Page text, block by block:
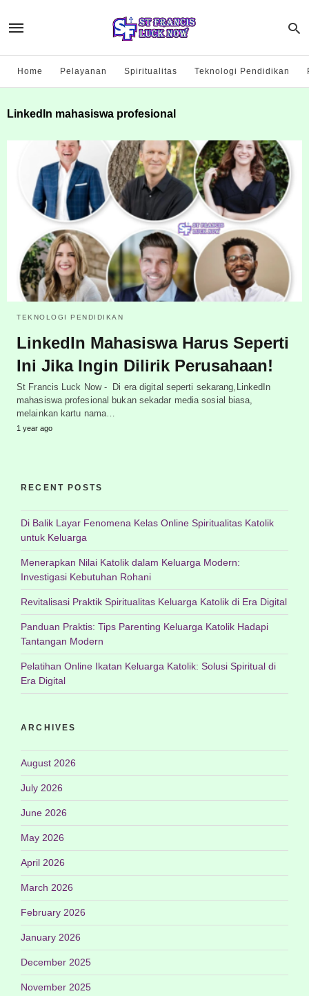
Home Pelayanan Spiritualitas Teknologi Pendidikan
LinkedIn mahasiswa profesional
TEKNOLOGI PENDIDIKAN
LinkedIn Mahasiswa Harus Seperti
Ini Jika Ingin Dilirik Perusahaan!
St Francis Luck Now - Di era digital seperti sekarang,LinkedIn
mahasiswa profesional bukan sekadar media sosial biasa,
melainkan kartu nama…
1 year ago
RECENT POSTS
Di Balik Layar Fenomena Kelas Online Spiritualitas Katolik
untuk Keluarga
Menerapkan Nilai Katolik dalam Keluarga Modern:
Investigasi Kebutuhan Rohani
Revitalisasi Praktik Spiritualitas Keluarga Katolik di Era Digital
Panduan Praktis: Tips Parenting Keluarga Katolik Hadapi
Tantangan Modern
Pelatihan Online Ikatan Keluarga Katolik: Solusi Spiritual di
Era Digital
ARCHIVES
August 2026
July 2026
June 2026
May 2026
April 2026
March 2026
February 2026
January 2026
December 2025
November 2025